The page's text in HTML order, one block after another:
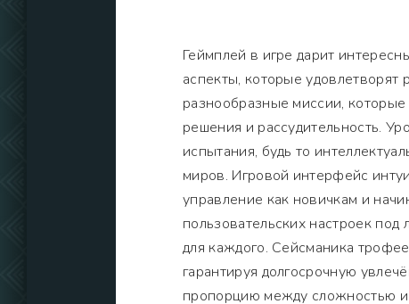
Геймплей в игре дарит
аспекты, которые удовлетворят
разнообразные миссии,
решения и рассудительность.
испытания, будь то
миров. Игровой интерфейс
управление как новичкам и
пользовательских настроек
для каждого. Сейсманика
гарантируя долгосрочную
пропорцию между сложностью и